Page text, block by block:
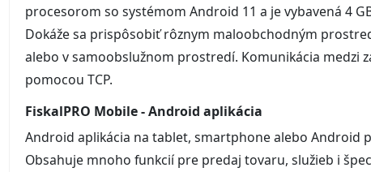
procesorom so systémom Android 11 a je vybavená 4
Dokáže sa prispôsobiť rôznym maloobchodným
alebo v samoobslužnom prostredí. Komunikácia medzi
pomocou TCP.
FiskalPRO Mobile - Android aplikácia
Android aplikácia na tablet, smartphone alebo Android
Obsahuje mnoho funkcií pre predaj tovaru, služieb i